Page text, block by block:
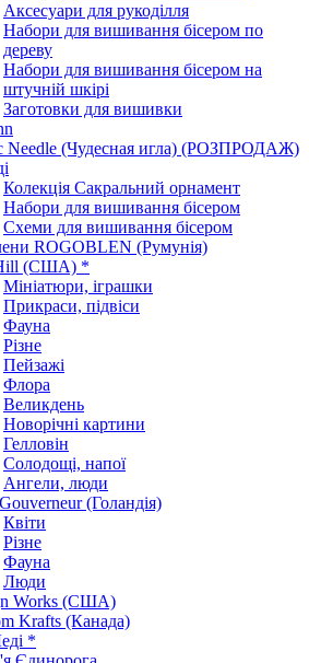
Аксесуари для рукоділля
Набори для вишивання бісером по
дереву
Набори для вишивання бісером на
штучній шкірі
Заготовки для вишивки
Needle (Чудесная игла) (РОЗПРОДАЖ)
Колекція Сакральний орнамент
Набори для вишивання бісером
Схеми для вишивання бісером
ROGOBLEN (Румунія)
(США) *
Мініатюри, іграшки
Прикраси, підвіси
Фауна
Різне
Пейзажі
Флора
Великдень
Новорічні картини
Гелловін
Солодощі, напої
Ангели, люди
(Голандія)
Квіти
Різне
Фауна
Люди
Works (США)
Krafts (Канада)
*